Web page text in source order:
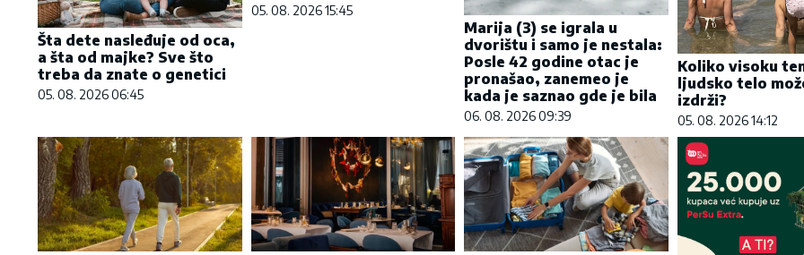
Šta dete nasleđuje od oca,
a šta od majke? Sve što
treba da znate o genetici
05. 08. 2026 06:45
05. 08. 2026 15:45
Marija (3) se igrala u
dvorištu i samo je nestala:
Posle 42 godine otac je
pronašao, zanemeo je
kada je saznao gde je bila
06. 08. 2026 09:39
Koliko visoku
ljudsko telo
izdrži?
05. 08. 2026 14:12